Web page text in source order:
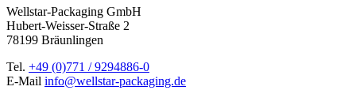
Wellstar-Packaging GmbH
Hubert-Weisser-Straße 2
78199 Bräunlingen
Tel. +49 (0)771 / 9294886-0
E-Mail info@wellstar-packaging.de